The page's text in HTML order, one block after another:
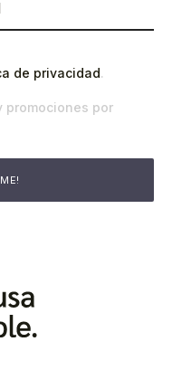
de privacidad.
promociones por